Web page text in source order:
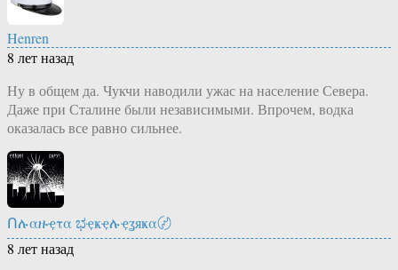
Henren
8 лет назад
Ну в общем да. Чукчи наводили ужас на население Севера.
Даже при Сталине были независимыми. Впрочем, водка
оказалась все равно сильнее.
Ոሉαዙҿτα ಭҿҝҿሉҿʓяҝα〄
8 лет назад